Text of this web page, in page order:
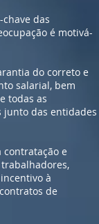
chave das
é motivá-
do correto e
salarial, bem
todas as
junto das entidades
contratação e
à
de